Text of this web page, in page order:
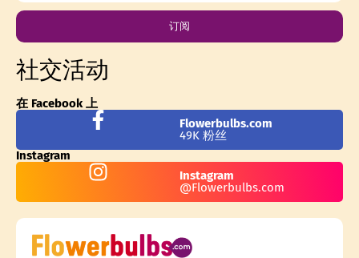
订阅
社交活动
在 Facebook 上
Flowerbulbs.com
49K 粉丝
Instagram
Instagram
@Flowerbulbs.com